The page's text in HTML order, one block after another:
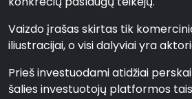
Vaizdo įrašas skirtas tik
iliustracijai, o visi dalyviai yra
Prieš investuodami atidžiai
šalies investuotojų platformos